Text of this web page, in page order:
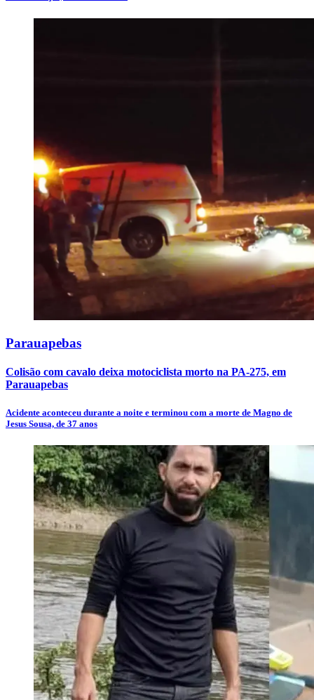
Parauapebas
Colisão com cavalo deixa motociclista morto na PA-275, em
Parauapebas
Acidente aconteceu durante a noite e terminou com a morte de Magno de
Jesus Sousa, de 37 anos